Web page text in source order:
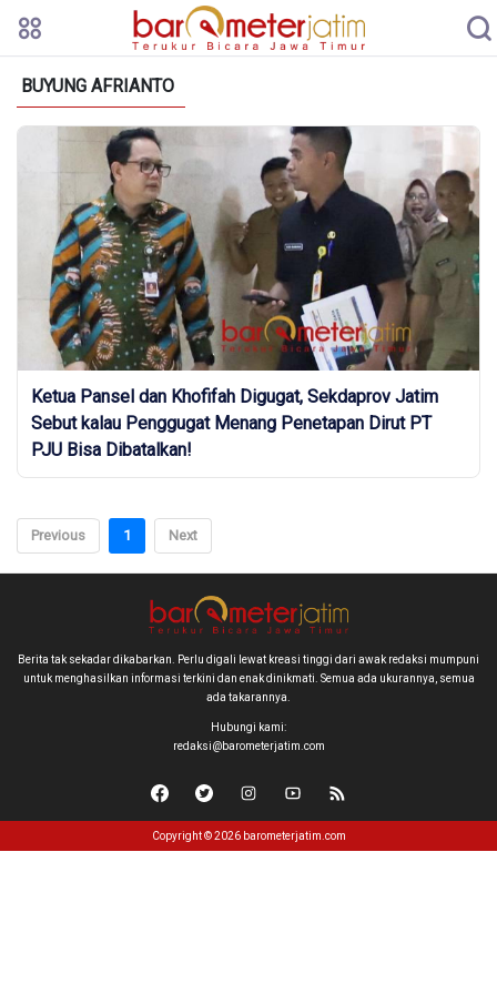
BUYUNG AFRIANTO
Ketua Pansel dan Khofifah Digugat, Sekdaprov Jatim
Sebut kalau Penggugat Menang Penetapan Dirut PT
PJU Bisa Dibatalkan!
Previous 1 Next
Berita tak sekadar dikabarkan. Perlu digali lewat kreasi tinggi dari awak redaksi mumpuni
untuk menghasilkan informasi terkini dan enak dinikmati. Semua ada ukurannya, semua
ada takarannya.
Hubungi kami:
redaksi@barometerjatim.com
Copyright © 2026 barometerjatim.com